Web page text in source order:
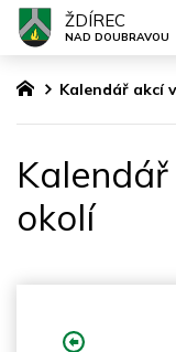
Kalendář akcí
okolí
ŽDÍREC
NAD DOUBRAVOU